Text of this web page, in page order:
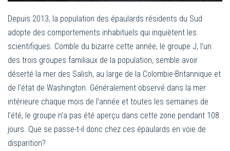
Depuis 2013, la population des épaulards résidents du Sud
adopte des comportements inhabituels qui inquiètent les
scientifiques. Comble du bizarre cette année, le groupe J, l’un
des trois groupes familiaux de la population, semble avoir
déserté la mer des Salish, au large de la Colombie-Britannique et
de l’état de Washington. Généralement observé dans la mer
intérieure chaque mois de l’année et toutes les semaines de
l’été, le groupe n’a pas été aperçu dans cette zone pendant 108
jours. Que se passe-t-il donc chez ces épaulards en voie de
disparition?